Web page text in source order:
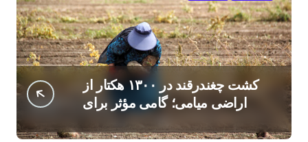
کشت چغندرقند در ۱۳۰۰ هکتار از
اراضی میامی؛ گامی مؤثر برای
افزایش درآمد کشاورزان